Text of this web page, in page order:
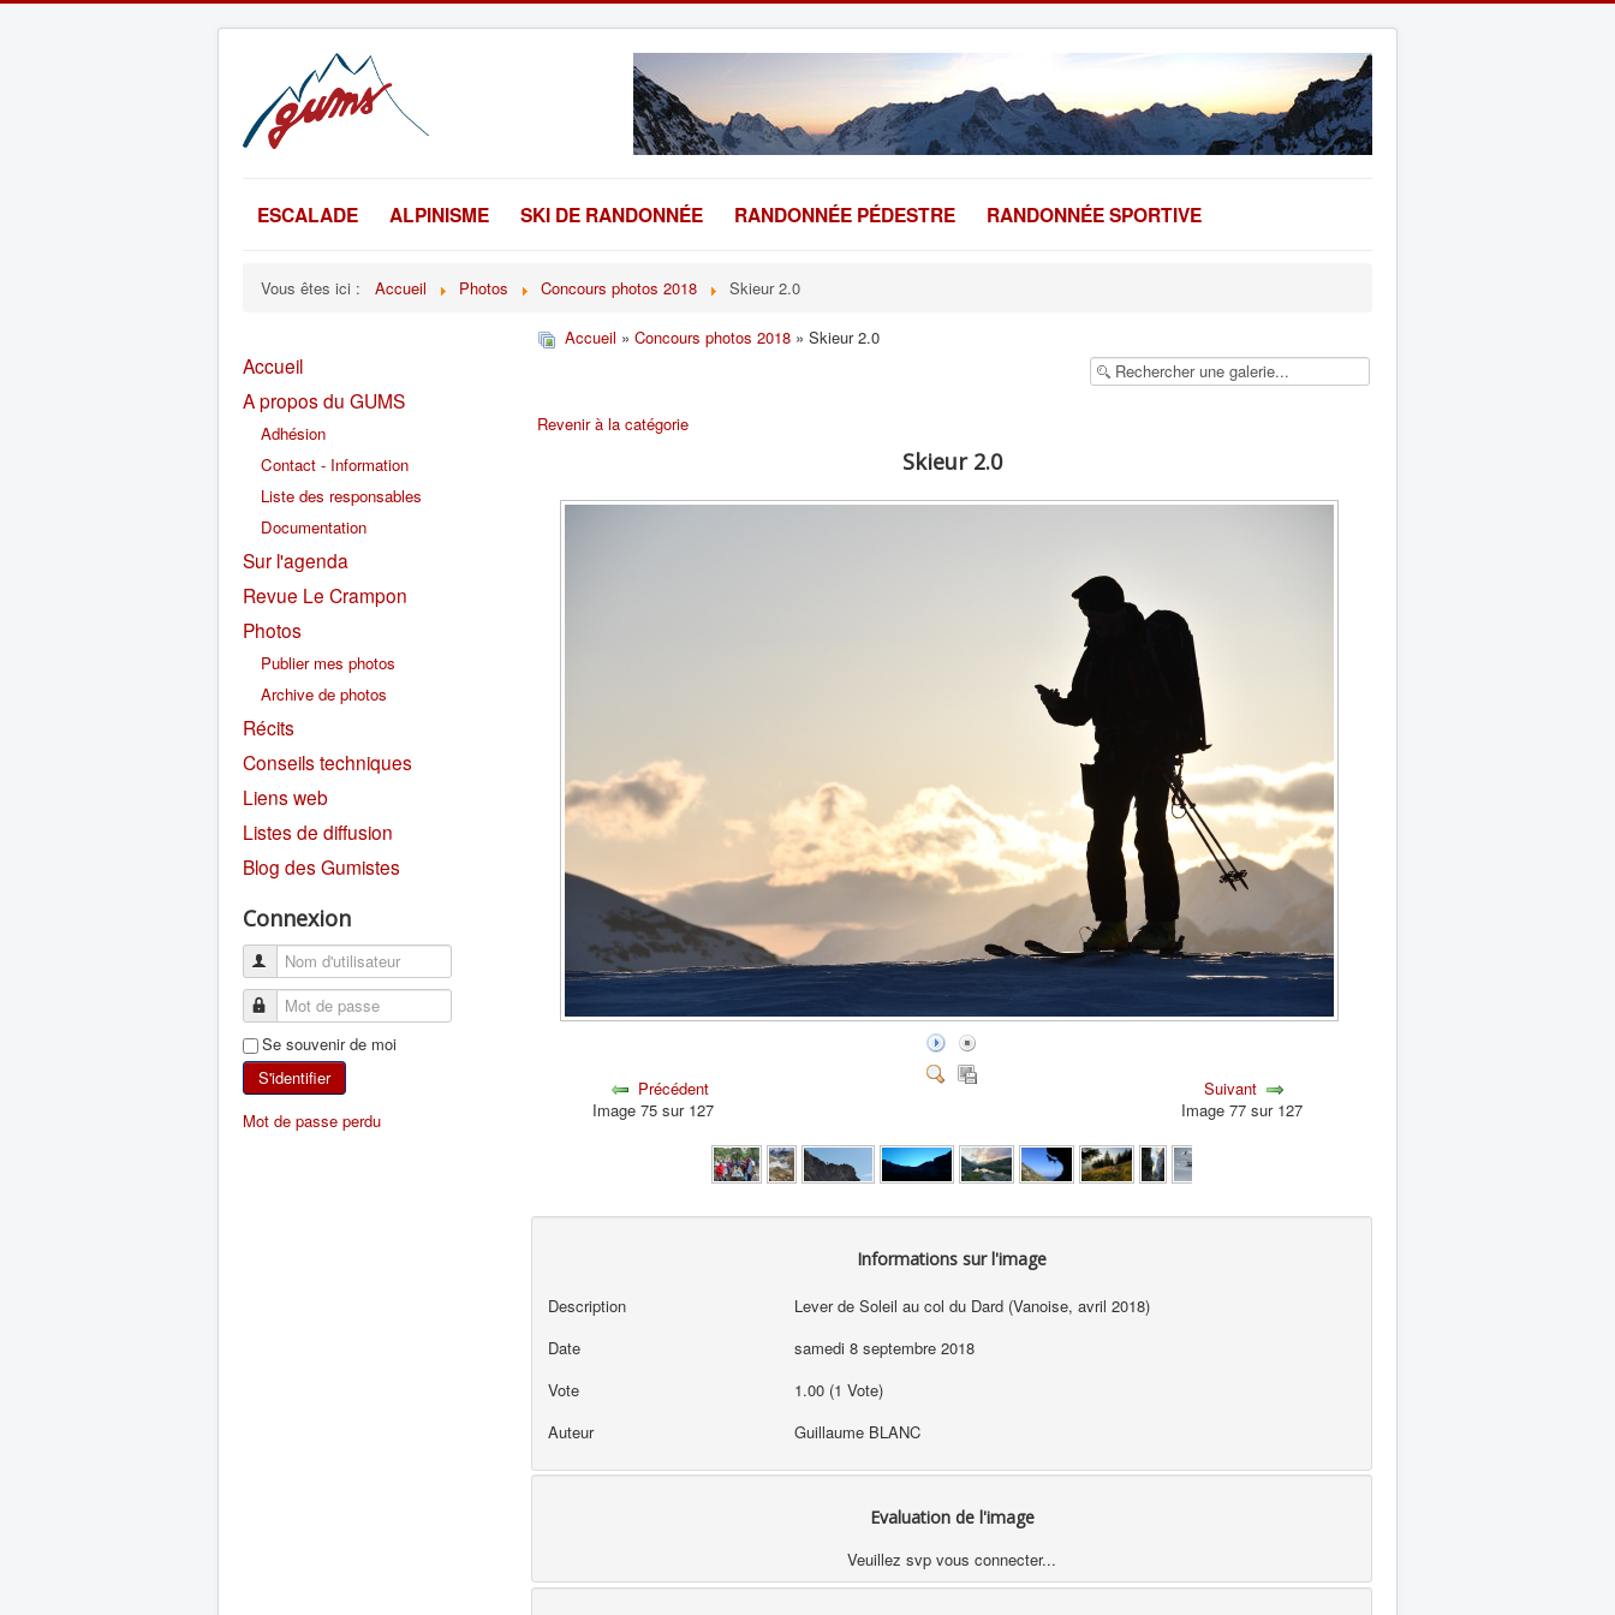
ESCALADE ALPINISME SKI DE RANDONNÉE RANDONNÉE PÉDESTRE RANDONNÉE SPORTIVE
Vous êtes ici : Accueil Photos Concours photos 2018 Skieur 2.0
Accueil
A propos du GUMS
Adhésion
Contact - Information
Liste des responsables
Documentation
Sur l'agenda
Revue Le Crampon
Photos
Publier mes photos
Archive de photos
Récits
Conseils techniques
Liens web
Listes de diffusion
Blog des Gumistes
Connexion
Se souvenir de moi
S'identifier
Mot de passe perdu
Accueil » Concours photos 2018 » Skieur 2.0
Revenir à la catégorie
Skieur 2.0
Précédent
Image 75 sur 127
Suivant
Image 77 sur 127
Informations sur l'image
Description
Lever de Soleil au col du Dard (Vanoise, avril 2018)
Date
samedi 8 septembre 2018
Vote
1.00 (1 Vote)
Auteur
Guillaume BLANC
Evaluation de l'image
Veuillez svp vous connecter...